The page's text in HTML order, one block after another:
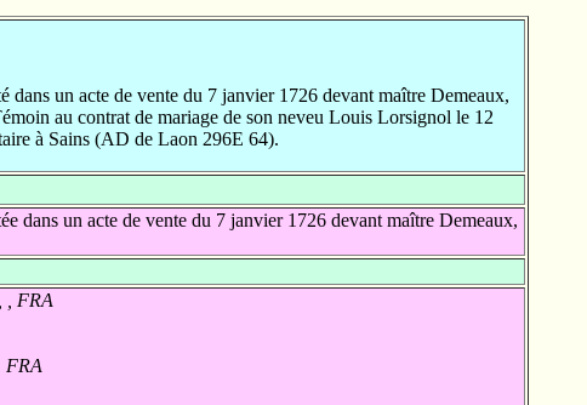
dans un acte de vente du 7 janvier 1726 devant maître Demeaux,
au contrat de mariage de son neveu Louis Lorsignol le 12
à Sains (AD de Laon 296E 64).
dans un acte de vente du 7 janvier 1726 devant maître Demeaux,
, FRA
FRA